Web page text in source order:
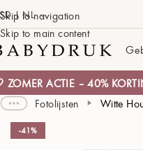
Skip to navigation
Skip to main content
| NL
ZOMER ACTIE – 40%
Fotolijsten
Witte
-41%